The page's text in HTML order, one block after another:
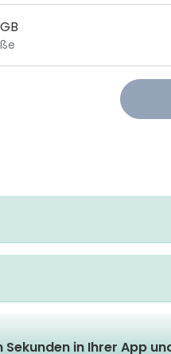
GB
Sekunden in Ihrer App